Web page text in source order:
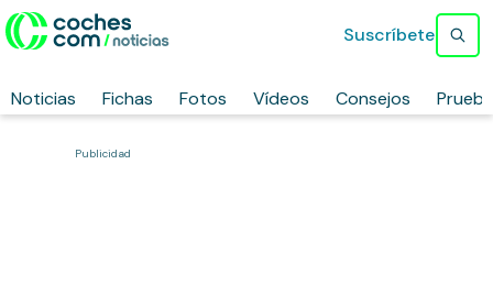
Noticias Fichas Fotos Vídeos Consejos
Suscríbete
Publicidad